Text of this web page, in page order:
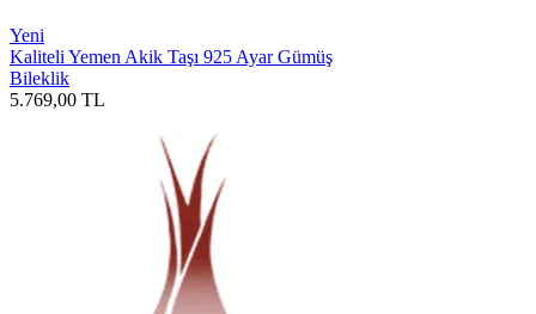
Yeni
Kaliteli Yemen Akik Taşı 925 Ayar Gümüş
Bileklik
5.769,00 TL